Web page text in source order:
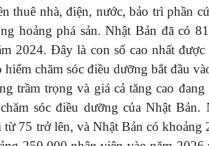
thuê nhà, điện, nước, bảo trì phần
hoảng phá sản. Nhật Bản đã có
2024. Đây là con số cao nhất
chăm sóc điều dưỡng bắt đầu
trầm trọng và giá cả tăng cao
sóc điều dưỡng của Nhật Bản.
75 trở lên, và Nhật Bản có khoảng